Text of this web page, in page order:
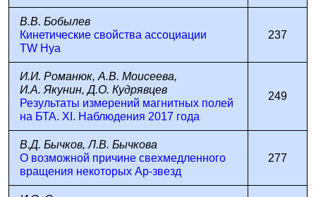
В.В. Бобылев
Кинетические свойства ассоциации
TW Hya
237
И.И. Романюк, А.В. Моисеева,
И.А. Якунин, Д.О. Кудрявцев
Результаты измерений магнитных полей
на БТА. XI. Наблюдения 2017 года
249
В.Д. Бычков, Л.В. Бычкова
О возможной причине свехмедленного
вращения некоторых Аp-звезд
277